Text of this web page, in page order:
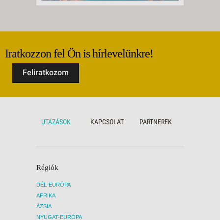
Iratkozzon fel Ön is hírlevelünkre!
Feliratkozom
UTAZÁSOK KAPCSOLAT PARTNEREK
Régiók
DÉL-EURÓPA
AFRIKA
ÁZSIA
NYUGAT-EURÓPA